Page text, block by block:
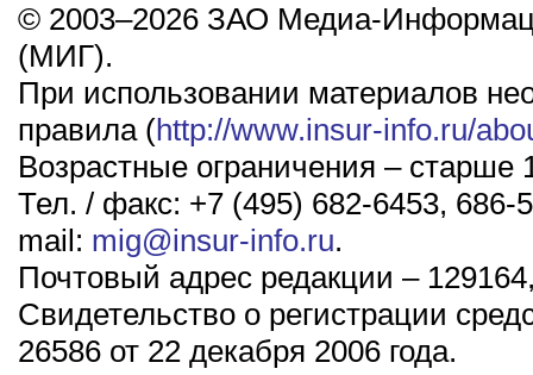
© 2003–2026 ЗАО Медиа-
(МИГ).
При использовании материалов
правила (http://www.insur-info.ru/
Возрастные ограничения – старше
Тел. / факс: +7 (495) 682-6453, 686-
mail: mig@insur-info.ru.
Почтовый адрес редакции –
Свидетельство о регистрации
26586 от 22 декабря 2006 года.